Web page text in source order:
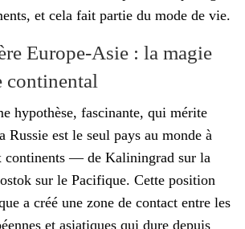
et cela fait partie du mode de vie.
Europe-Asie : la magie
continental
hypothèse, fascinante, qui mérite
Russie est le seul pays au monde à
continents — de Kaliningrad sur la
sur le Pacifique. Cette position
a créé une zone de contact entre les
et asiatiques qui dure depuis